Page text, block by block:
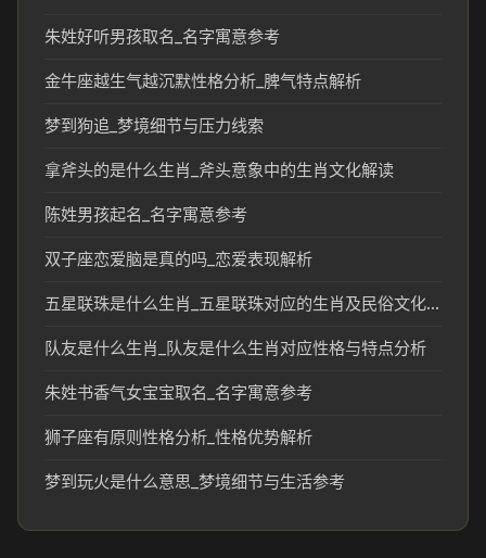
朱姓好听男孩取名_名字寓意参考
金牛座越生气越沉默性格分析_脾气特点解析
梦到狗追_梦境细节与压力线索
拿斧头的是什么生肖_斧头意象中的生肖文化解读
陈姓男孩起名_名字寓意参考
双子座恋爱脑是真的吗_恋爱表现解析
五星联珠是什么生肖_五星联珠对应的生肖及民俗文化分析
队友是什么生肖_队友是什么生肖对应性格与特点分析
朱姓书香气女宝宝取名_名字寓意参考
狮子座有原则性格分析_性格优势解析
梦到玩火是什么意思_梦境细节与生活参考